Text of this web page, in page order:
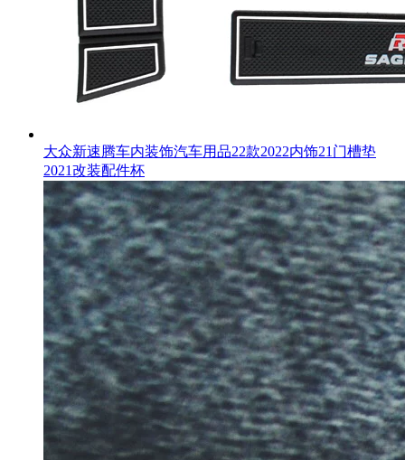
大众新速腾车内装饰汽车用品22款2022内饰21门槽垫
2021改装配件杯